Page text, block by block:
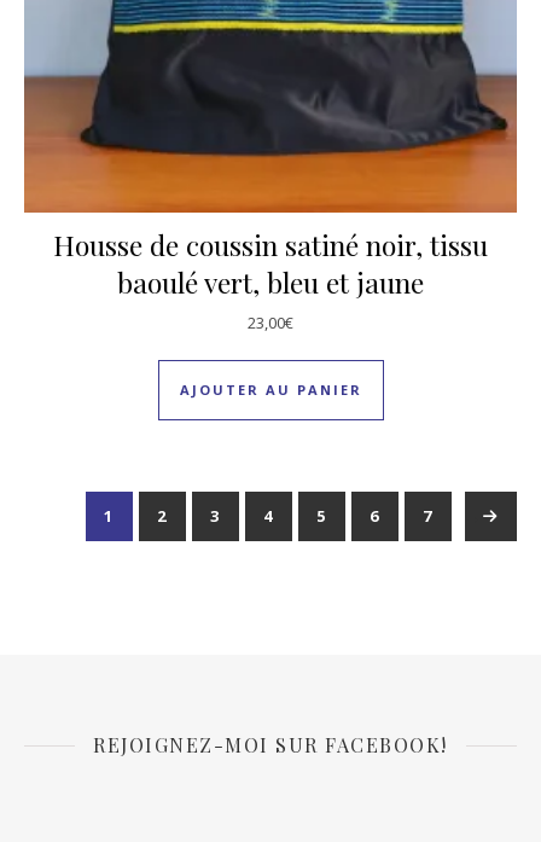
Housse de coussin satiné noir, tissu
baoulé vert, bleu et jaune
23,00€
AJOUTER AU PANIER
1 2 3 4 5 6 7
REJOIGNEZ-MOI SUR FACEBOOK!